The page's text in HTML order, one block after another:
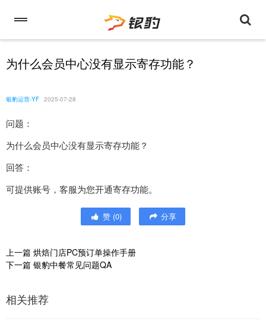
为什么会员中心没有显示寄存功能？
银豹运营-YF 2025-07-28
问题：
为什么会员中心没有显示寄存功能？
回答：
可提供账号，客服为您开通寄存功能。
赞 (0) 分享
上一篇 烘焙门店PC预订单操作手册
下一篇 银豹中餐常见问题QA
相关推荐